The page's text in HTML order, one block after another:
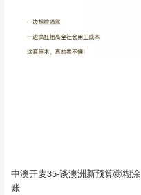
中澳开麦35-谈澳洲新预算🤯糊涂
账